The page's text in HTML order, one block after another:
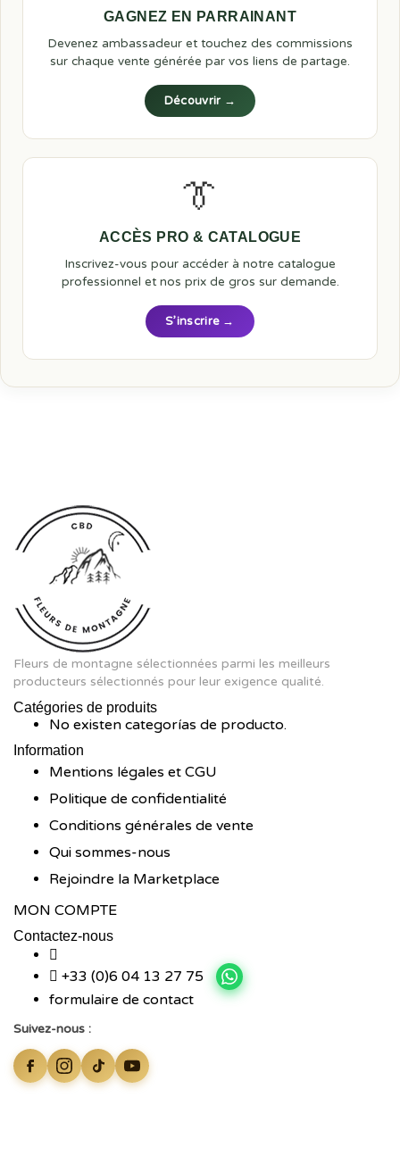
GAGNEZ EN PARRAINANT
Devenez ambassadeur et touchez des commissions
sur chaque vente générée par vos liens de partage.
Découvrir →
👔
ACCÈS PRO & CATALOGUE
Inscrivez-vous pour accéder à notre catalogue
professionnel et nos prix de gros sur demande.
S’inscrire →
Fleurs de montagne sélectionnées parmi les meilleurs
producteurs sélectionnés pour leur exigence qualité.
Catégories de produits
No existen categorías de producto.
Information
Mentions légales et CGU
Politique de confidentialité
Conditions générales de vente
Qui sommes-nous
Rejoindre la Marketplace
MON COMPTE
Contactez-nous
+33 (0)6 04 13 27 75
formulaire de contact
Suivez-nous :